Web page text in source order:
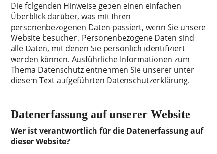
Die folgenden Hinweise geben einen einfachen
Überblick darüber, was mit Ihren
personenbezogenen Daten passiert, wenn Sie unsere
Website besuchen. Personenbezogene Daten sind
alle Daten, mit denen Sie persönlich identifiziert
werden können. Ausführliche Informationen zum
Thema Datenschutz entnehmen Sie unserer unter
diesem Text aufgeführten Datenschutzerklärung.
Datenerfassung auf unserer Website
Wer ist verantwortlich für die Datenerfassung auf
dieser Website?